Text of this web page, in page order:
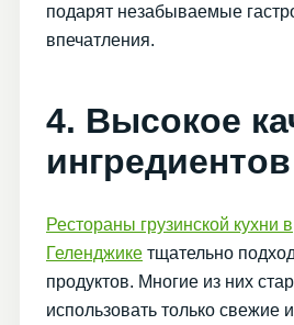
подарят незабываемые
впечатления.
4. Высокое
ингредиентов
Рестораны грузинской кухни в
Геленджике тщательно
продуктов. Многие из них
использовать только свежие